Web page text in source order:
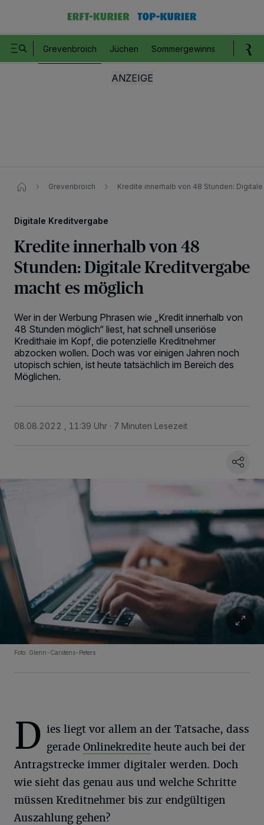
Grevenbroich Jüchen Sommergewinnspiel
Grevenbroich Kredite innerhalb von 48 Stunden:
Digitale Kreditvergabe
Kredite innerhalb von 48
Stunden: Digitale Kreditvergabe
macht es möglich
Wer in der Werbung Phrasen wie „Kredit innerhalb von
48 Stunden möglich“ liest, hat schnell unseriöse
Kredithaie im Kopf, die potenzielle Kreditnehmer
abzocken wollen. Doch was vor einigen Jahren noch
utopisch schien, ist heute tatsächlich im Bereich des
Möglichen.
08.08.2022 , 11:39 Uhr 7 Minuten Lesezeit
Foto: Glenn-Carstens-Peters
D ies liegt vor allem an der Tatsache, dass
gerade Onlinekredite heute auch bei der
Antragstrecke immer digitaler werden. Doch
wie sieht das genau aus und welche Schritte
müssen Kreditnehmer bis zur endgültigen
Auszahlung gehen?